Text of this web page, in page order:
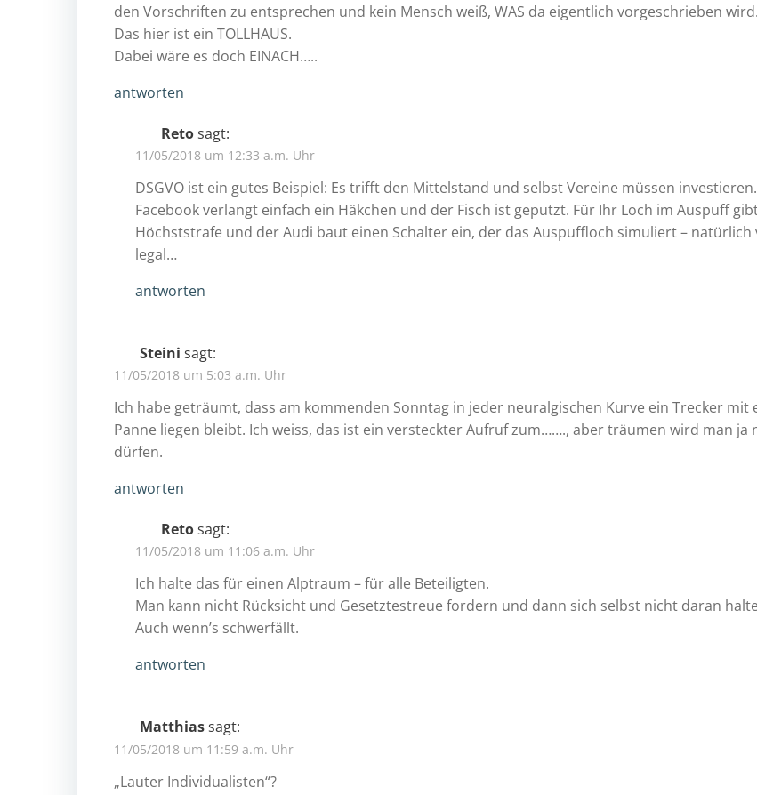
den Vorschriften zu entsprechen und kein Mensch weiß, WAS da eigentlich vorgeschrieben wird.
Das hier ist ein TOLLHAUS.
Dabei wäre es doch EINACH…..
antworten
Retosagt:
11/05/2018 um 12:33 a.m. Uhr
DSGVO ist ein gutes Beispiel: Es trifft den Mittelstand und selbst Vereine müssen investieren.
Facebook verlangt einfach ein Häkchen und der Fisch ist geputzt. Für Ihr Loch im Auspuff
Höchststrafe und der Audi baut einen Schalter ein, der das Auspuffloch simuliert – natürlich
legal…
antworten
Steini sagt:
11/05/2018 um 5:03 a.m. Uhr
Ich habe geträumt, dass am kommenden Sonntag in jeder neuralgischen Kurve ein Trecker mit
Panne liegen bleibt. Ich weiss, das ist ein versteckter Aufruf zum……., aber träumen wird man ja
dürfen.
antworten
Retosagt:
11/05/2018 um 11:06 a.m. Uhr
Ich halte das für einen Alptraum – für alle Beteiligten.
Man kann nicht Rücksicht und Gesetztestreue fordern und dann sich selbst nicht daran
Auch wenn’s schwerfällt.
antworten
Matthiassagt:
11/05/2018 um 11:59 a.m. Uhr
„Lauter Individualisten“?